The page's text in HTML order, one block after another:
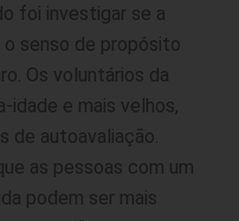
foi investigar se a
senso de propósito
Os voluntários da
idade e mais velhos,
de autoavaliação.
as pessoas com um
podem ser mais